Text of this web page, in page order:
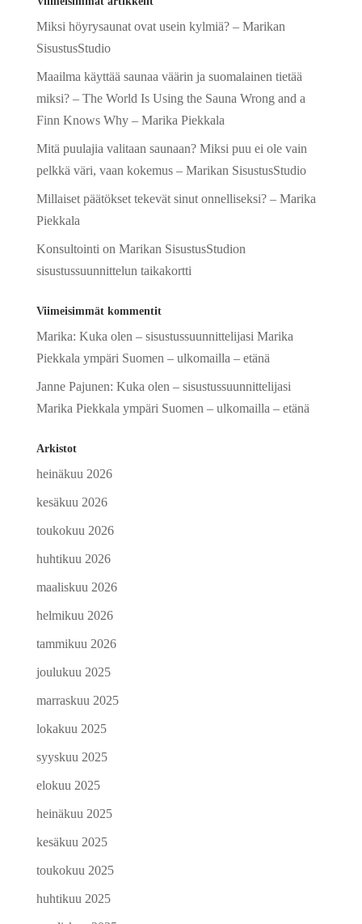
i
v
e
:
Miksi höyrysaunat ovat usein kylmiä? – Marikan
SisustusStudio
Maailma käyttää saunaa väärin ja suomalainen tietää
miksi? – The World Is Using the Sauna Wrong and a
Finn Knows Why – Marika Piekkala
Mitä puulajia valitaan saunaan? Miksi puu ei ole vain
pelkkä väri, vaan kokemus – Marikan SisustusStudio
Millaiset päätökset tekevät sinut onnelliseksi? – Marika
Piekkala
Konsultointi on Marikan SisustusStudion
sisustussuunnittelun taikakortti
Viimeisimmät kommentit
Marika: Kuka olen – sisustussuunnittelijasi Marika
Piekkala ympäri Suomen – ulkomailla – etänä
Janne Pajunen: Kuka olen – sisustussuunnittelijasi
Marika Piekkala ympäri Suomen – ulkomailla – etänä
Arkistot
heinäkuu 2026
kesäkuu 2026
toukokuu 2026
huhtikuu 2026
maaliskuu 2026
helmikuu 2026
tammikuu 2026
joulukuu 2025
marraskuu 2025
lokakuu 2025
syyskuu 2025
elokuu 2025
heinäkuu 2025
kesäkuu 2025
toukokuu 2025
huhtikuu 2025